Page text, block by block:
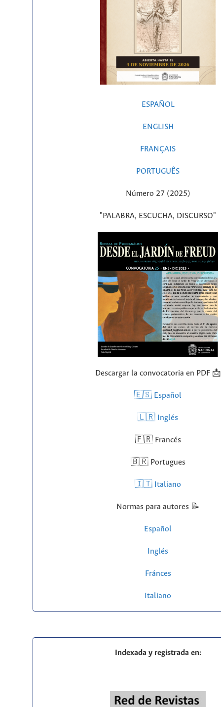
ESPAÑOL
ENGLISH
FRANÇAIS
PORTUGUÊS
Número 27 (2025)
"PALABRA, ESCUCHA, DISCURSO"
Descargar la convocatoria en PDF 📩
🇪🇸 Español
🇱🇷 Inglés
🇫🇷 Francés
🇧🇷 Portugues
🇮🇹 Italiano
Normas para autores 📝
Español
Inglés
Fránces
Italiano
Indexada y registrada en: